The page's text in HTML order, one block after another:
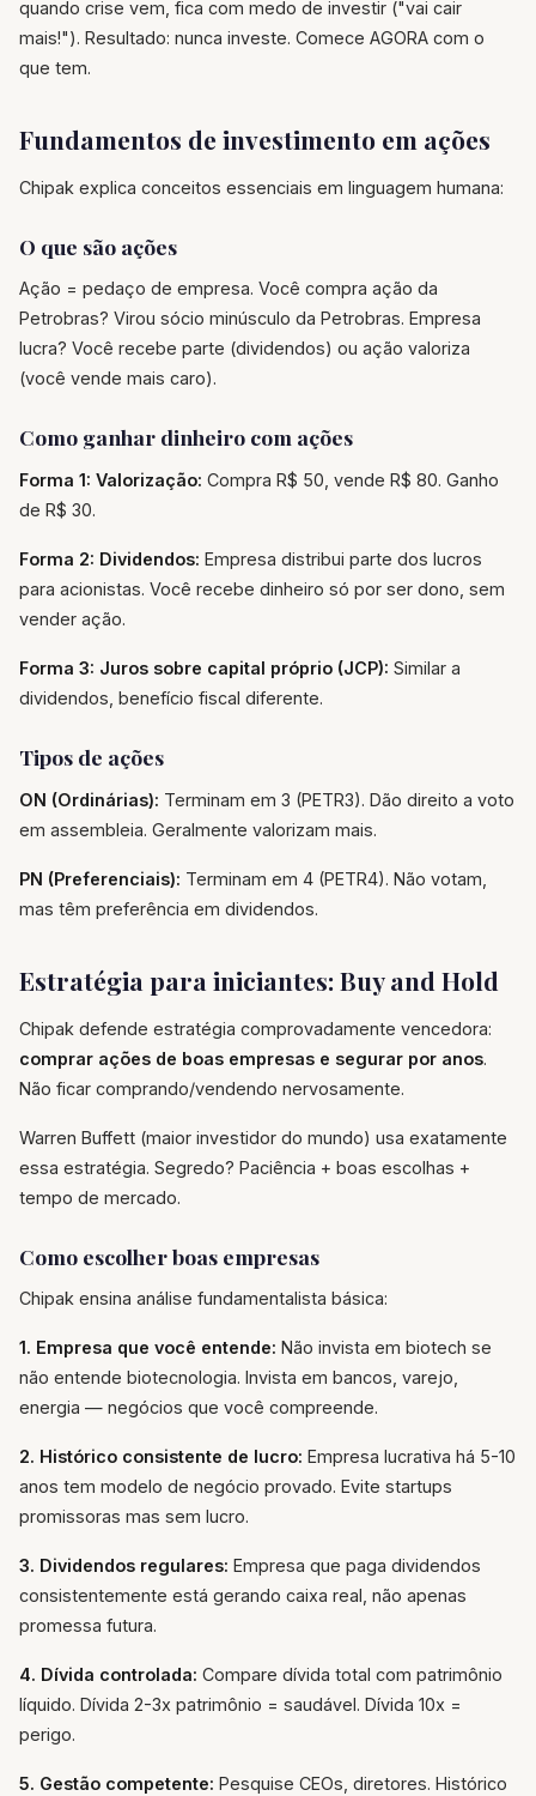
quando crise vem, fica com medo de investir ("vai cair
mais!"). Resultado: nunca investe. Comece AGORA com o
que tem.
Fundamentos de investimento em ações
Chipak explica conceitos essenciais em linguagem humana:
O que são ações
Ação = pedaço de empresa. Você compra ação da
Petrobras? Virou sócio minúsculo da Petrobras. Empresa
lucra? Você recebe parte (dividendos) ou ação valoriza
(você vende mais caro).
Como ganhar dinheiro com ações
Forma 1: Valorização: Compra R$ 50, vende R$ 80. Ganho
de R$ 30.
Forma 2: Dividendos: Empresa distribui parte dos lucros
para acionistas. Você recebe dinheiro só por ser dono, sem
vender ação.
Forma 3: Juros sobre capital próprio (JCP): Similar a
dividendos, benefício fiscal diferente.
Tipos de ações
ON (Ordinárias): Terminam em 3 (PETR3). Dão direito a voto
em assembleia. Geralmente valorizam mais.
PN (Preferenciais): Terminam em 4 (PETR4). Não votam,
mas têm preferência em dividendos.
Estratégia para iniciantes: Buy and Hold
Chipak defende estratégia comprovadamente vencedora:
comprar ações de boas empresas e segurar por anos.
Não ficar comprando/vendendo nervosamente.
Warren Buffett (maior investidor do mundo) usa exatamente
essa estratégia. Segredo? Paciência + boas escolhas +
tempo de mercado.
Como escolher boas empresas
Chipak ensina análise fundamentalista básica:
1. Empresa que você entende: Não invista em biotech se
não entende biotecnologia. Invista em bancos, varejo,
energia — negócios que você compreende.
2. Histórico consistente de lucro: Empresa lucrativa há 5-10
anos tem modelo de negócio provado. Evite startups
promissoras mas sem lucro.
3. Dividendos regulares: Empresa que paga dividendos
consistentemente está gerando caixa real, não apenas
promessa futura.
4. Dívida controlada: Compare dívida total com patrimônio
líquido. Dívida 2-3x patrimônio = saudável. Dívida 10x =
perigo.
5. Gestão competente: Pesquise CEOs, diretores. Histórico